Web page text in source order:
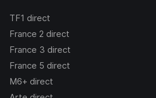
TF1 direct
France 2 direct
France 3 direct
France 5 direct
M6+ direct